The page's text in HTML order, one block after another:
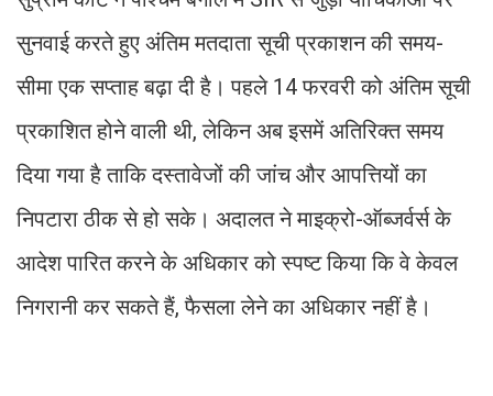
सुनवाई करते हुए अंतिम मतदाता सूची प्रकाशन की समय-
सीमा एक सप्ताह बढ़ा दी है। पहले 14 फरवरी को अंतिम सूची
प्रकाशित होने वाली थी, लेकिन अब इसमें अतिरिक्त समय
दिया गया है ताकि दस्तावेजों की जांच और आपत्तियों का
निपटारा ठीक से हो सके। अदालत ने माइक्रो-ऑब्जर्वर्स के
आदेश पारित करने के अधिकार को स्पष्ट किया कि वे केवल
निगरानी कर सकते हैं, फैसला लेने का अधिकार नहीं है।